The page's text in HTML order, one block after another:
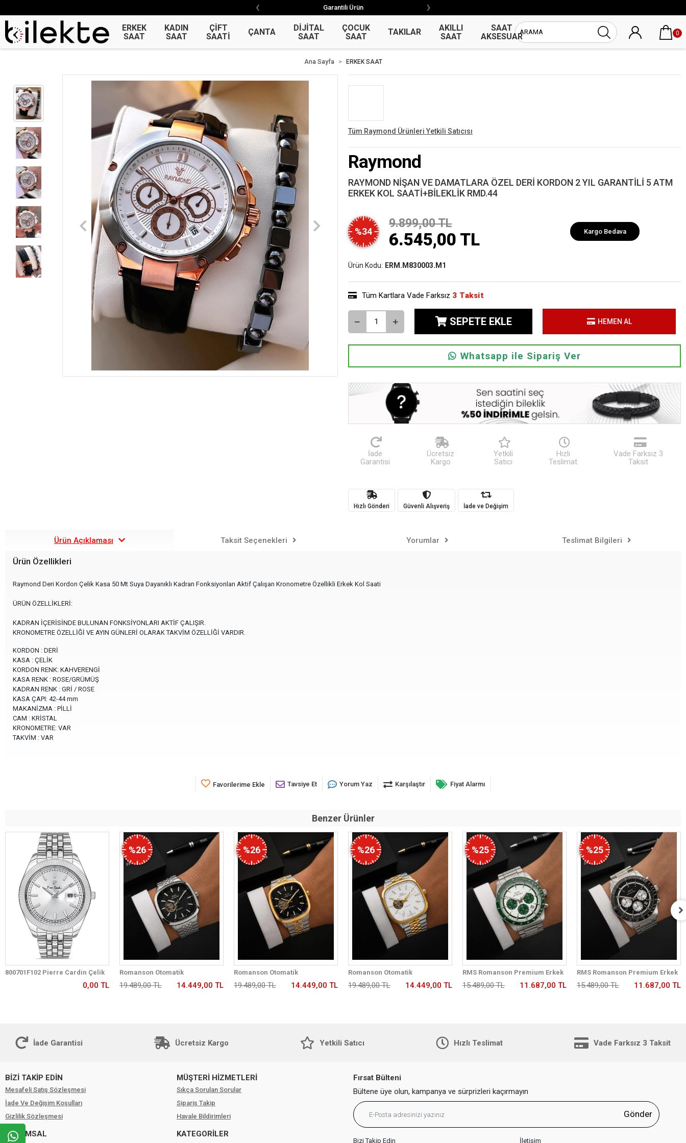
Garantili Ürün
‹ ›
ERKEK
SAAT
KADIN
SAAT
ÇİFT
SAATİ
ÇANTA
DİJİTAL
SAAT
ÇOCUK
SAAT
TAKILAR
AKILLI
SAAT
SAAT
AKSESUAR
UNİSEX
0
Garantili Ürün
‹ ›
Ana Sayfa ERKEK SAAT
Tüm Raymond Ürünleri Yetkili Satıcısı
Raymond
RAYMOND NİŞAN VE DAMATLARA ÖZEL DERİ KORDON 2 YIL GARANTİLİ 5 ATM
ERKEK KOL SAATİ+BİLEKLİK RMD.44
%34
9.899,00 TL
6.545,00 TL Kargo Bedava
Ürün Kodu: ERM.M830003.M1
Tüm Kartlara Vade Farksız 3 Taksit
SEPETE EKLE HEMEN AL
Whatsapp ile Sipariş Ver
İade
Garantisi
Ücretsiz
Kargo
Yetkili
Satıcı
Hızlı
Teslimat
Vade Farksız 3
Taksit
Hızlı Gönderi Güvenli Alışveriş İade ve Değişim
Ürün Açıklaması Taksit Seçenekleri Yorumlar Teslimat Bilgileri
Ürün Özellikleri
Raymond Deri Kordon Çelik Kasa 50 Mt Suya Dayanıklı Kadran Fonksiyonları Aktif Çalışan Kronometre Özellikli Erkek Kol Saati
ÜRÜN ÖZELLİKLERİ:
KADRAN İÇERİSİNDE BULUNAN FONKSİYONLARI AKTİF ÇALIŞIR.
KRONOMETRE ÖZELLİĞİ VE AYIN GÜNLERİ OLARAK TAKVİM ÖZELLİĞİ VARDIR.
KORDON : DERİ
KASA : ÇELİK
KORDON RENK: KAHVERENGİ
KASA RENK : ROSE/GRÜMÜŞ
KADRAN RENK : GRİ / ROSE
KASA ÇAPI: 42-44 mm
MAKANİZMA : PİLLİ
CAM : KRİSTAL
KRONOMETRE: VAR
TAKVİM : VAR
Favorilerime Ekle Tavsiye Et Yorum Yaz Karşılaştır Fiyat Alarmı
Benzer Ürünler
800701F102 Pierre Cardin Çelik
Kordon Erkek Kol Saati 30 Mt Su
0,00 TL
%26
Romanson Otomatik
Mekanizmalı Premium Erkek
Kol Saati 5 ATM Suya Dayanıklı 2
19.489,00 TL 14.449,00 TL
%26
Romanson Otomatik
Mekanizmalı Premium Erkek
Kol Saati 5 ATM Suya Dayanıklı 2
19.489,00 TL 14.449,00 TL
%26
Romanson Otomatik
Mekanizmalı Premium Erkek
Kol Saati 5 ATM Suya Dayanıklı 2
19.489,00 TL 14.449,00 TL
%25
RMS Romanson Premium Erkek
Kol Saati Çelik Kordon 5 ATM Su
Geçirmez Kronometreli Kadran
15.489,00 TL 11.687,00 TL
%25
RMS Romanson Premium Erkek
Kol Saati Çelik Kordon 5 ATM Su
Geçirmez Kronometreli Kadran
15.489,00 TL 11.687,00 TL
İade Garantisi Ücretsiz Kargo Yetkili Satıcı Hızlı Teslimat Vade Farksız 3 Taksit
BİZİ TAKİP EDİN
Mesafeli Satış Sözleşmesi
İade Ve Değişim Koşulları
Gizlilik Sözleşmesi
KURUMSAL
MÜŞTERİ HİZMETLERİ
Sıkça Sorulan Sorular
Sipariş Takip
Havale Bildirimleri
KATEGORİLER
Fırsat Bülteni
Bültene üye olun, kampanya ve sürprizleri kaçırmayın
Gönder
Bizi Takip Edin İletişim